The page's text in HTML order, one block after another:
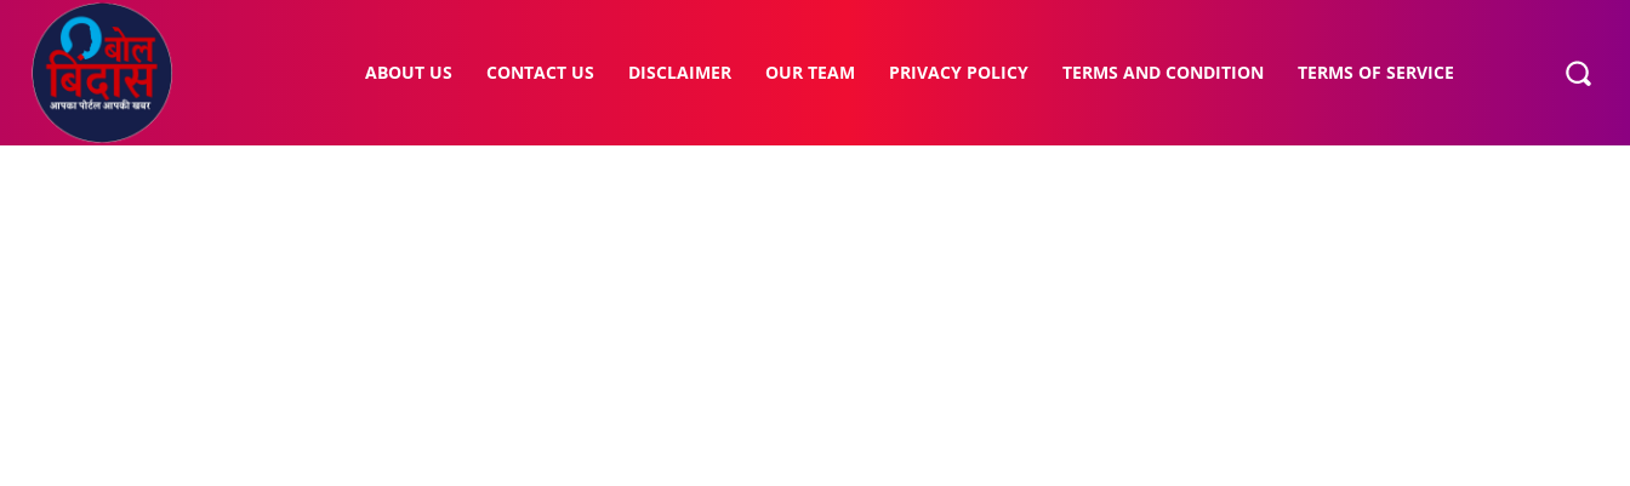
ABOUT US CONTACT US DISCLAIMER OUR TEAM PRIVACY POLICY TERMS AND CONDITION TERMS OF SERVICE